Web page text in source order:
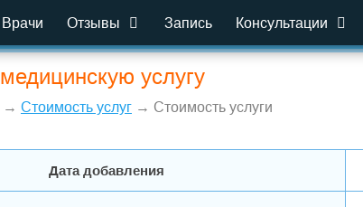
Врачи Отзывы Запись Консультации
услугу
→ Стоимость услуг → Стоимость услуги
Дата добавления